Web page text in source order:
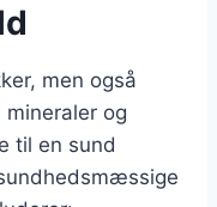
men også
mineraler og
til en sund